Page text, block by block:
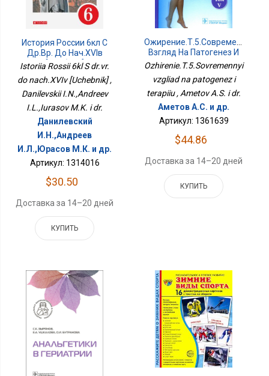
История России 6кл С
Др.вр. До Нач.XVIв
[Учебник]
Istoriia Rossii 6kl S dr.vr.
do nach.XVIv [Uchebnik] ,
Danilevskii I.N.,Andreev
I.L.,Iurasov M.K. i dr.
Данилевский
И.Н.,Андреев
И.Л.,Юрасов М.К. и др.
Артикул: 1314016
$30.50
Доставка за 14–20 дней
КУПИТЬ
Ожирение.Т.5.Современный
Взгляд На Патогенез И
Терапию
Ozhirenie.T.5.Sovremennyi
vzgliad na patogenez i
terapiiu , Ametov A.S. i dr.
Аметов А.С. и др.
Артикул: 1361639
$44.86
Доставка за 14–20 дней
КУПИТЬ